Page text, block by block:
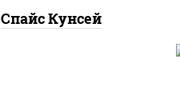
Спайс Кунсей